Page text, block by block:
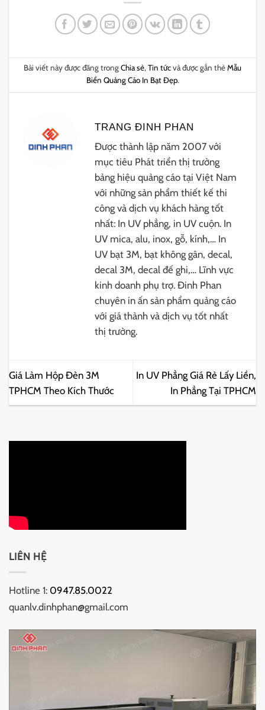
Bài viết này được đăng trongChia sẻ,Tin tứcvà được gắn thẻMẫu
Biển Quảng Cáo In Bạt Đẹp.
TRANG ĐINH PHAN
Được thành lập năm 2007 với
mục tiêu Phát triển thị trường
bảng hiệu quảng cáo tại Việt Nam
với những sản phẩm thiết kế thi
công và dịch vụ khách hàng tốt
nhất: In UV phẳng, in UV cuộn. In
UV mica, alu, inox, gỗ, kính,… In
UV bạt 3M, bạt không gân, decal,
decal 3M, decal đế ghi,… Lĩnh vực
kinh doanh phụ trợ. Đinh Phan
chuyên in ấn sản phẩm quảng cáo
với giá thành và dịch vụ tốt nhất
thị trường.
Giá Làm Hộp Đèn 3M
TPHCM Theo Kích Thước
In UV Phẳng Giá Rẻ Lấy Liền,
In Phẳng Tại TPHCM
LIÊN HỆ
Hotline 1: 0947.85.0022
quanlv.dinhphan@gmail.com